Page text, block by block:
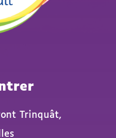
Trinquât,